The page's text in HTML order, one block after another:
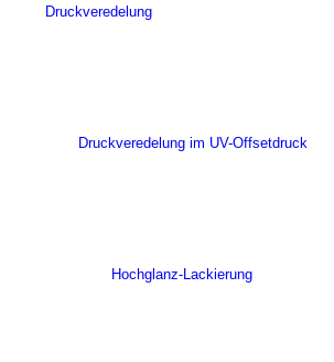
Druckveredelung
Druckveredelung im UV-Offsetdruck
Hochglanz-Lackierung